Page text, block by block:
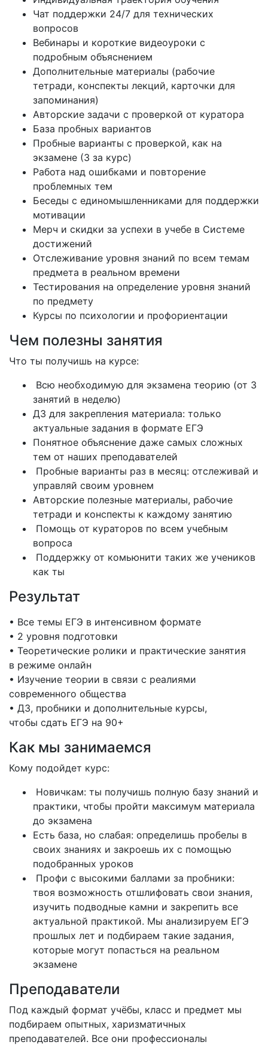
Чат поддержки 24/7 для технических
вопросов
Вебинары и короткие видеоуроки с
подробным объяснением
Дополнительные материалы (рабочие
тетради, конспекты лекций, карточки для
запоминания)
Авторские задачи с проверкой от куратора
База пробных вариантов
Пробные варианты с проверкой, как на
экзамене (3 за курс)
Работа над ошибками и повторение
проблемных тем
Беседы с единомышленниками для поддержки
мотивации
Мерч и скидки за успехи в учебе в Системе
достижений
Отслеживание уровня знаний по всем темам
предмета в реальном времени
Тестирования на определение уровня знаний
по предмету
Курсы по психологии и профориентации
Чем полезны занятия
Что ты получишь на курсе:
Всю необходимую для экзамена теорию (от 3
занятий в неделю)
ДЗ для закрепления материала: только
актуальные задания в формате ЕГЭ
Понятное объяснение даже самых сложных
тем от наших преподавателей
Пробные варианты раз в месяц: отслеживай и
управляй своим уровнем
Авторские полезные материалы, рабочие
тетради и конспекты к каждому занятию
Помощь от кураторов по всем учебным
вопроса
Поддержку от комьюнити таких же учеников
как ты
Результат
• Все темы ЕГЭ в интенсивном формате
• 2 уровня подготовки
• Теоретические ролики и практические занятия
в режиме онлайн
• Изучение теории в связи с реалиями
современного общества
• ДЗ, пробники и дополнительные курсы,
чтобы сдать ЕГЭ на 90+
Как мы занимаемся
Кому подойдет курс:
Новичкам: ты получишь полную базу знаний и
практики, чтобы пройти максимум материала
до экзамена
Есть база, но слабая: определишь пробелы в
своих знаниях и закроешь их с помощью
подобранных уроков
Профи с высокими баллами за пробники:
твоя возможность отшлифовать свои знания,
изучить подводные камни и закрепить все
актуальной практикой. Мы анализируем ЕГЭ
прошлых лет и подбираем такие задания,
которые могут попасться на реальном
экзамене
Преподаватели
Под каждый формат учёбы, класс и предмет мы
подбираем опытных, харизматичных
преподавателей. Все они профессионалы